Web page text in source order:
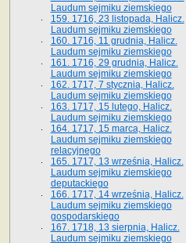
Laudum sejmiku ziemskiego
159. 1716, 23 listopada, Halicz.
Laudum sejmiku ziemskiego
160. 1716, 11 grudnia, Halicz.
Laudum sejmiku ziemskiego
161. 1716, 29 grudnia, Halicz.
Laudum sejmiku ziemskiego
162. 1717, 7 stycznia, Halicz.
Laudum sejmiku ziemskiego
163. 1717, 15 lutego, Halicz.
Laudum sejmiku ziemskiego
164. 1717, 15 marca, Halicz.
Laudum sejmiku ziemskiego
relacyjnego
165. 1717, 13 września, Halicz.
Laudum sejmiku ziemskiego
deputackiego
166. 1717, 14 września, Halicz.
Laudum sejmiku ziemskiego
gospodarskiego
167. 1718, 13 sierpnia, Halicz.
Laudum sejmiku ziemskiego